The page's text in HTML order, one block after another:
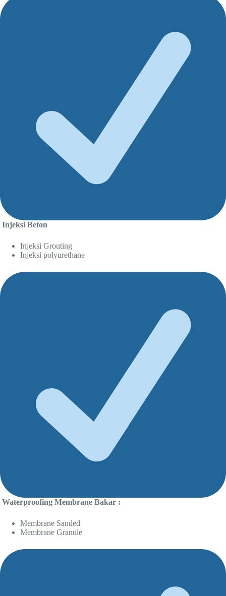
Injeksi Beton
Injeksi Grouting
Injeksi polyurethane
Waterproofing Membrane Bakar :
Membrane Sanded
Membrane Granule